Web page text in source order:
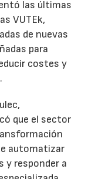
las últimas
VUTEk,
de nuevas
para
costes y
que el sector
automatizar
y responder a